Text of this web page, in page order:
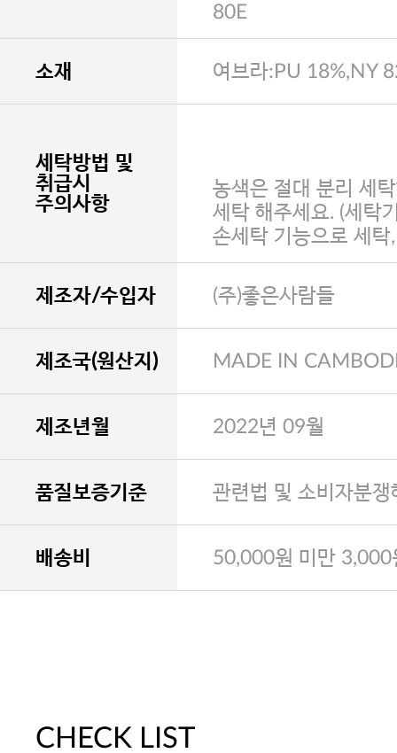
80E
소재 여브라:PU 18%,NY
세탁방법 및
취급시
주의사항
농색은 절대 분리 세
세탁 해주세요. (세탁
손세탁 기능으로 세탁
제조자/수입자 (주)좋은사람들
제조국(원산지) MADE IN
제조년월 2022년 09월
품질보증기준 관련법 및 소비자분
배송비 50,000원 미만 3,000
CHECK LIST